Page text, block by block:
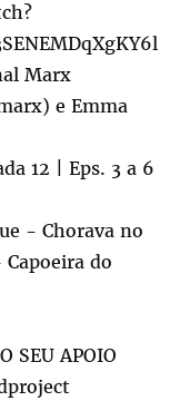
Marx
) e Emma
12 | Eps. 3 a 6
- Chorava no
do
SEU APOIO